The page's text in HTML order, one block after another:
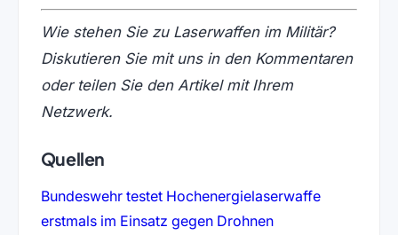
Wie stehen Sie zu Laserwaffen im Militär?
Diskutieren Sie mit uns in den Kommentaren
oder teilen Sie den Artikel mit Ihrem
Netzwerk.
Quellen
Bundeswehr testet Hochenergielaserwaffe
erstmals im Einsatz gegen Drohnen(öffnet in neuem